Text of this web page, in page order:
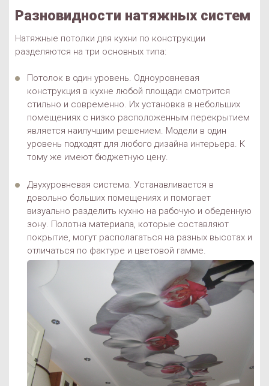
Разновидности натяжных систем
Натяжные потолки для кухни по конструкции
разделяются на три основных типа:
Потолок в один уровень. Одноуровневая
конструкция в кухне любой площади смотрится
стильно и современно. Их установка в небольших
помещениях с низко расположенным перекрытием
является наилучшим решением. Модели в один
уровень подходят для любого дизайна интерьера. К
тому же имеют бюджетную цену.
Двухуровневая система. Устанавливается в
довольно больших помещениях и помогает
визуально разделить кухню на рабочую и обеденную
зону. Полотна материала, которые составляют
покрытие, могут располагаться на разных высотах и
отличаться по фактуре и цветовой гамме.